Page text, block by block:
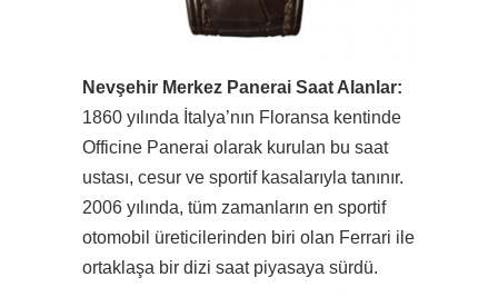
Nevşehir Merkez Panerai Saat Alanlar:
1860 yılında İtalya’nın Floransa kentinde
Officine Panerai olarak kurulan bu saat
ustası, cesur ve sportif kasalarıyla tanınır.
2006 yılında, tüm zamanların en sportif
otomobil üreticilerinden biri olan Ferrari ile
ortaklaşa bir dizi saat piyasaya sürdü.